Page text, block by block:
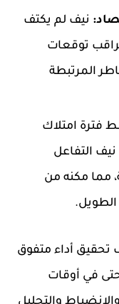
نيف لم يكتف
توقعات
المرتبطة
فترة امتلاك
التفاعل
مما مكنه من
الطويل.
تحقيق أداء متفوق
على مدار 31 عامًا، حتى في أوقات